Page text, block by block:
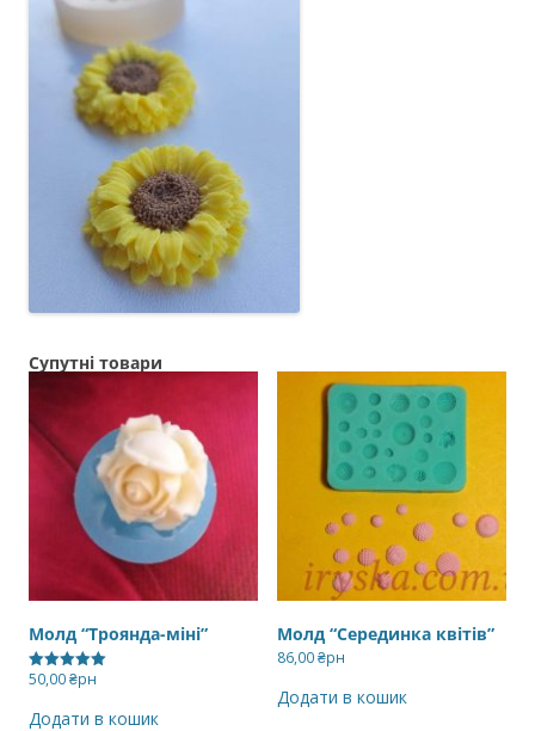
Супутні товари
Молд “Троянда-міні”
Оцінено в
50,00₴рн
Додати в кошик
Молд “Серединка квітів”
86,00₴рн
Додати в кошик